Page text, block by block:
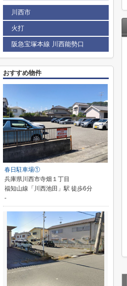
川西市
火打
阪急宝塚本線 川西能勢口
おすすめ物件
春日駐車場①
兵庫県川西市寺畑１丁目
福知山線「川西池田」駅 徒歩6分
-